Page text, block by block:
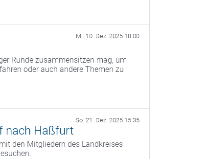
Mi. 10. Dez. 2025 18:00
Runde zusammensitzen mag, um
oder auch andere Themen zu
So. 21. Dez. 2025 15:35
nach Haßfurt
den Mitgliedern des Landkreises